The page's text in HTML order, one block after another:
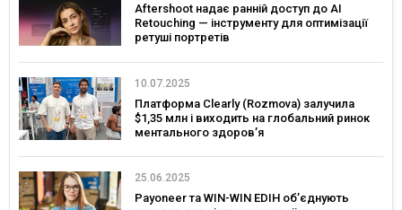
Aftershoot надає ранній доступ до AI
Retouching — інструменту для оптимізації
ретуші портретів
10.07.2025
Платформа Clearly (Rozmova) залучила
$1,35 млн і виходить на глобальний ринок
ментального здоровʼя
25.06.2025
Payoneer та WIN-WIN EDIH об’єднують